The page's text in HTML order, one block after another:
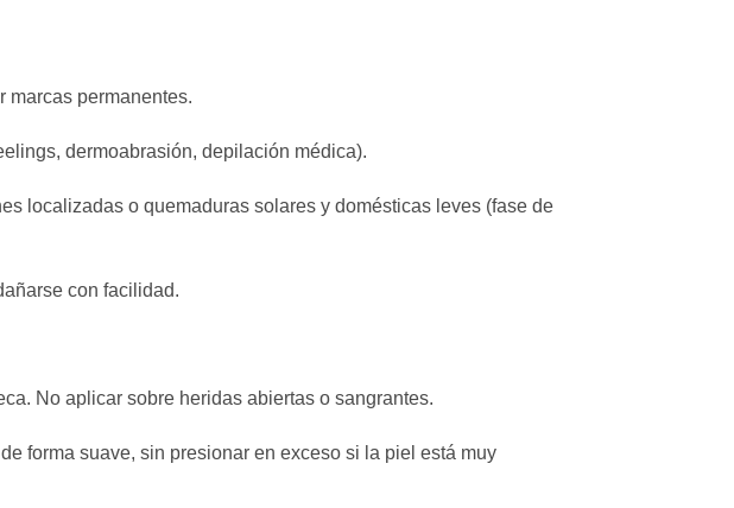
marcas permanentes.
dermoabrasión, depilación médica).
localizadas o quemaduras solares y domésticas leves (fase de
con facilidad.
No aplicar sobre heridas abiertas o sangrantes.
forma suave, sin presionar en exceso si la piel está muy